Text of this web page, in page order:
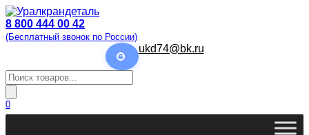
Перейти
к
содержанию
8 800 444 00 42
(Бесплатный звонок по России)
ukd74@bk.ru
Поиск
товаров
0